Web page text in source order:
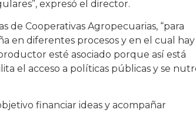
expresó el director.
de Cooperativas Agropecuarias, “para
en diferentes procesos y en el cual hay
esté asociado porque así está
el acceso a políticas públicas y se
financiar ideas y acompañar